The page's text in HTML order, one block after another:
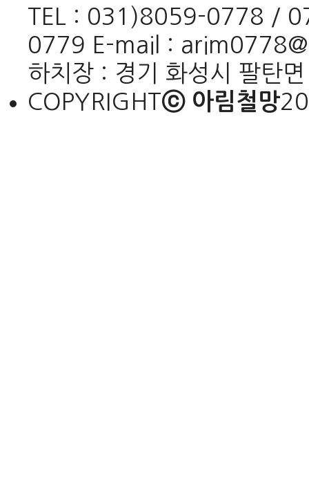
TEL : 031)8059-0778 /
0779 E-mail :
하치장 : 경기 화성시 팔탄
COPYRIGHTⓒ 아림철망